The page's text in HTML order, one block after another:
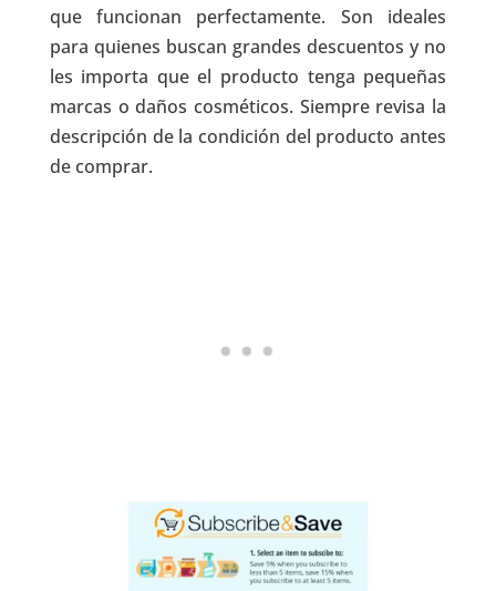
que funcionan perfectamente. Son ideales
para quienes buscan grandes descuentos y no
les importa que el producto tenga pequeñas
marcas o daños cosméticos. Siempre revisa la
descripción de la condición del producto antes
de comprar.